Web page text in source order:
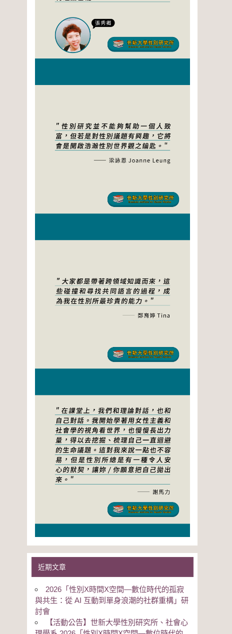
近期文章
2026「性別Χ時間Χ空間—數位時代的孤寂
與共生：從 AI 互動到單身浪潮的社群重構」研
討會
【活動公告】世新大學性別研究所、社會心